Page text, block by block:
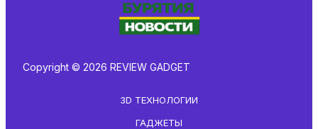
Copyright © 2026 REVIEW GADGET
3D ТЕХНОЛОГИИ
ГАДЖЕТЫ